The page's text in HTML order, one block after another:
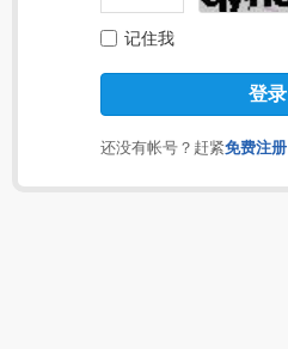
记住我
还没有帐号？赶紧免费注册